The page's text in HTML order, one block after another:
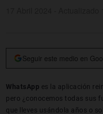
Seguir este medio en
WhatsApp es la aplicación
pero ¿conocemos todas sus
que lleves usándola años o